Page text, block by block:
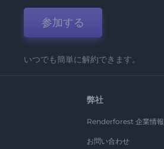
参加する
いつでも簡単に解約できます。
弊社
Renderforest 企業情報
お問い合わせ